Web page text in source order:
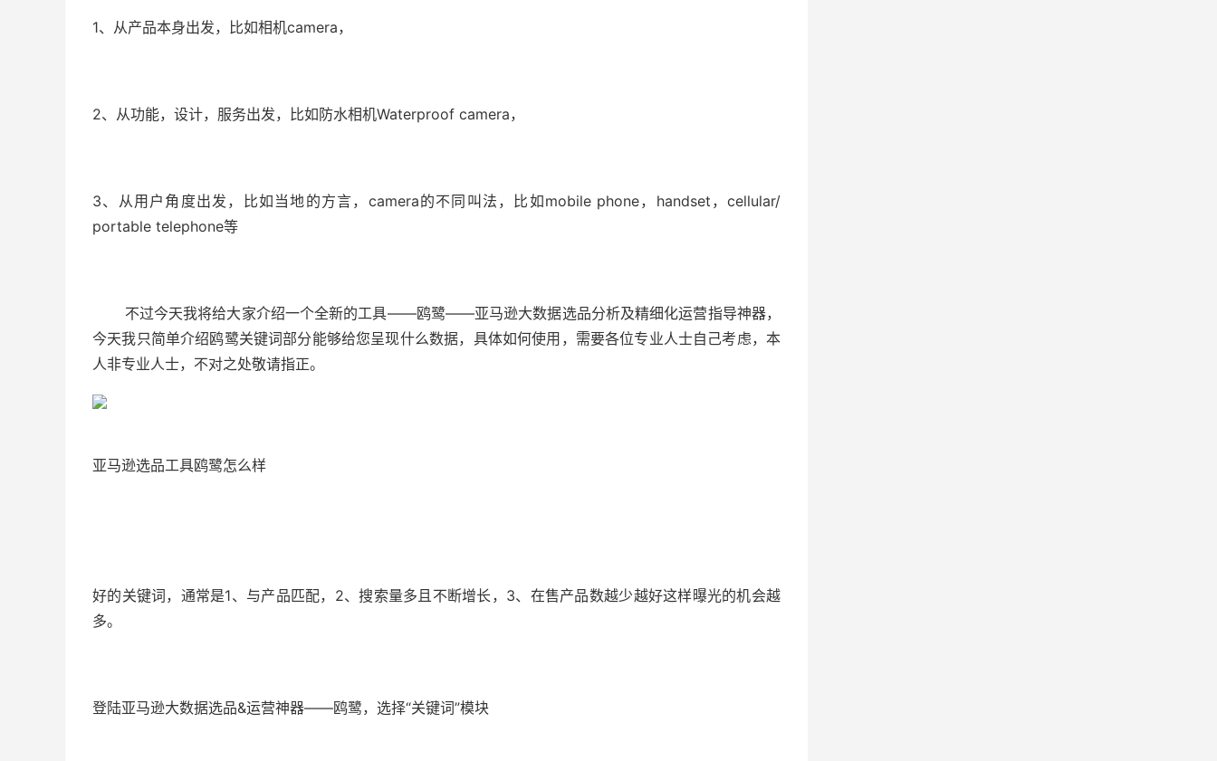
1、从产品本身出发，比如相机camera，
2、从功能，设计，服务出发，比如防水相机Waterproof camera，
3、从用户角度出发，比如当地的方言，camera的不同叫法，比如mobile phone，handset，cellular/
portable telephone等
不过今天我将给大家介绍一个全新的工具——鸥鹭——亚马逊大数据选品分析及精细化运营指导神器，
今天我只简单介绍鸥鹭关键词部分能够给您呈现什么数据，具体如何使用，需要各位专业人士自己考虑，本
人非专业人士，不对之处敬请指正。
亚马逊选品工具鸥鹭怎么样
好的关键词，通常是1、与产品匹配，2、搜索量多且不断增长，3、在售产品数越少越好这样曝光的机会越
多。
登陆亚马逊大数据选品&运营神器——鸥鹭，选择“关键词”模块